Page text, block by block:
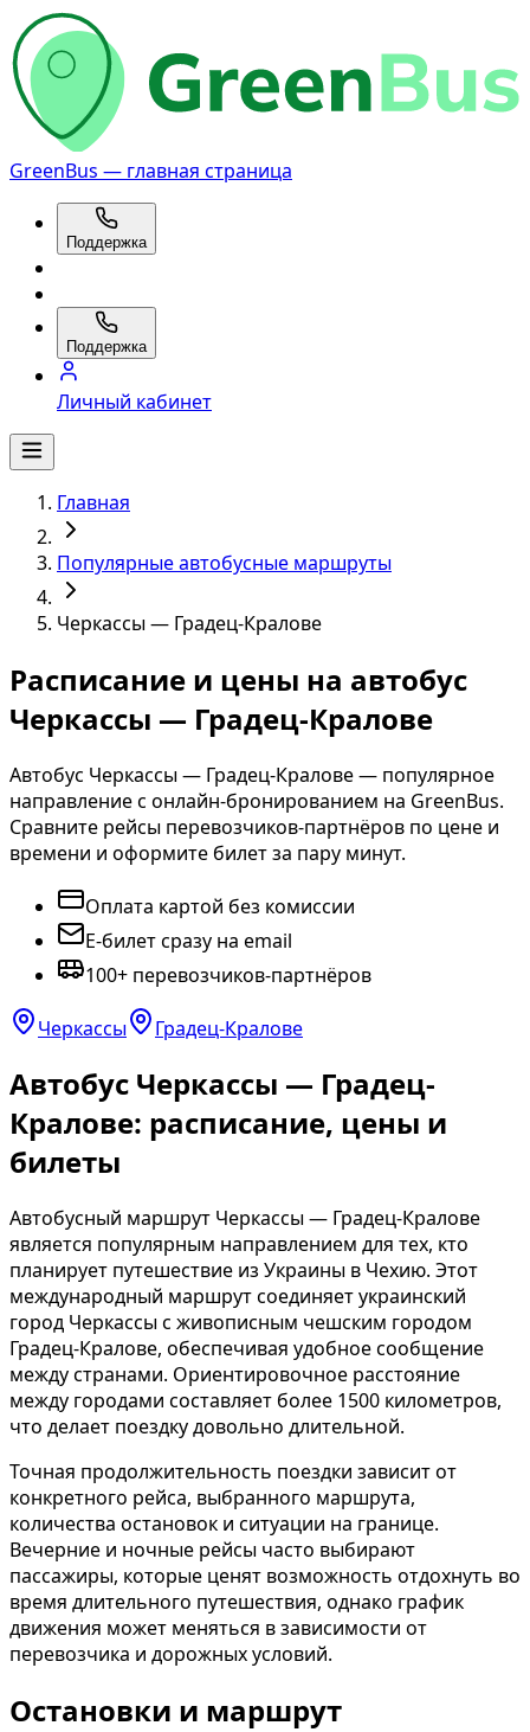
GreenBus — главная страница
Поддержка
Поддержка
Личный кабинет
Главная
Популярные автобусные маршруты
Черкассы — Градец-Кралове
Расписание и цены на автобус
Черкассы — Градец-Кралове
Автобус Черкассы — Градец-Кралове — популярное
направление с онлайн-бронированием на GreenBus.
Сравните рейсы перевозчиков-партнёров по цене и
времени и оформите билет за пару минут.
Оплата картой без комиссии
E-билет сразу на email
100+ перевозчиков-партнёров
Черкассы Градец-Кралове
Автобус Черкассы — Градец-
Кралове: расписание, цены и
билеты
Автобусный маршрут Черкассы — Градец-Кралове
является популярным направлением для тех, кто
планирует путешествие из Украины в Чехию. Этот
международный маршрут соединяет украинский
город Черкассы с живописным чешским городом
Градец-Кралове, обеспечивая удобное сообщение
между странами. Ориентировочное расстояние
между городами составляет более 1500 километров,
что делает поездку довольно длительной.
Точная продолжительность поездки зависит от
конкретного рейса, выбранного маршрута,
количества остановок и ситуации на границе.
Вечерние и ночные рейсы часто выбирают
пассажиры, которые ценят возможность отдохнуть во
время длительного путешествия, однако график
движения может меняться в зависимости от
перевозчика и дорожных условий.
Остановки и маршрут